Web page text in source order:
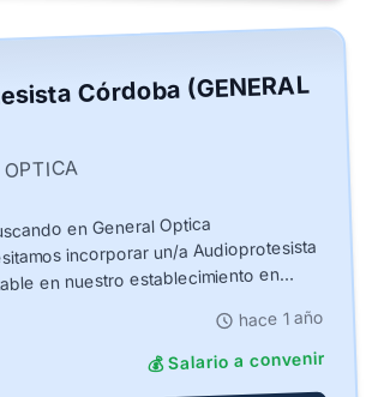
Córdoba (GENERAL
en General Optica
incorporar un/a Audioprotesista
en nuestro establecimiento en
hace 1 año
💰 Salario a convenir